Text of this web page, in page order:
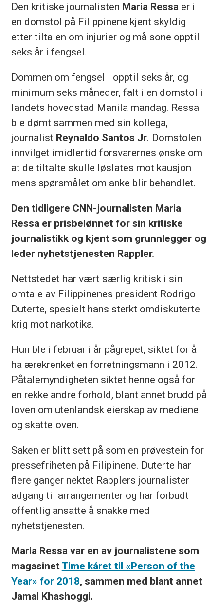
Den kritiske journalisten Maria Ressa er i
en domstol på Filippinene kjent skyldig
etter tiltalen om injurier og må sone opptil
seks år i fengsel.
Dommen om fengsel i opptil seks år, og
minimum seks måneder, falt i en domstol i
landets hovedstad Manila mandag. Ressa
ble dømt sammen med sin kollega,
journalist Reynaldo Santos Jr. Domstolen
innvilget imidlertid forsvarernes ønske om
at de tiltalte skulle løslates mot kausjon
mens spørsmålet om anke blir behandlet.
Den tidligere CNN-journalisten Maria
Ressa er prisbelønnet for sin kritiske
journalistikk og kjent som grunnlegger og
leder nyhetstjenesten Rappler.
Nettstedet har vært særlig kritisk i sin
omtale av Filippinenes president Rodrigo
Duterte, spesielt hans sterkt omdiskuterte
krig mot narkotika.
Hun ble i februar i år pågrepet, siktet for å
ha ærekrenket en forretningsmann i 2012.
Påtalemyndigheten siktet henne også for
en rekke andre forhold, blant annet brudd på
loven om utenlandsk eierskap av mediene
og skatteloven.
Saken er blitt sett på som en prøvestein for
pressefriheten på Filipinene. Duterte har
flere ganger nektet Rapplers journalister
adgang til arrangementer og har forbudt
offentlig ansatte å snakke med
nyhetstjenesten.
Maria Ressa var en av journalistene som
magasinetTime kåret til «Person of the
Year» for 2018, sammen med blant annet
Jamal Khashoggi.